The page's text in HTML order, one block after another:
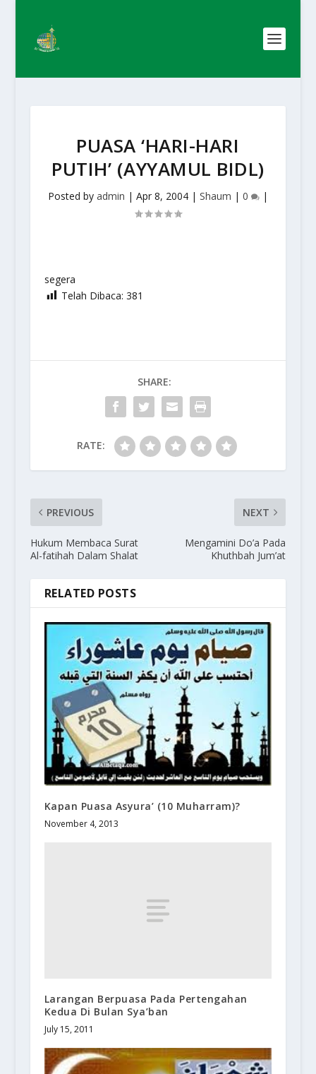
PUASA ‘HARI-HARI
PUTIH’ (AYYAMUL BIDL)
Posted by admin | Apr 8, 2004| Shaum | 0 |
segera
Telah Dibaca: 381
SHARE:
RATE:
PREVIOUS
Hukum Membaca Surat
Al-fatihah Dalam Shalat
NEXT
Mengamini Do’a Pada
Khuthbah Jum’at
RELATED POSTS
Kapan Puasa Asyura’ (10 Muharram)?
November 4, 2013
Larangan Berpuasa Pada Pertengahan
Kedua Di Bulan Sya’ban
July 15, 2011